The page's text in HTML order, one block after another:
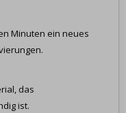
Minuten ein neues
das
ist.